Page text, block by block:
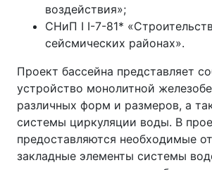
воздействия»;
СНиП I I-7-81*
сейсмических районах».
Проект бассейна представляет
устройство монолитной
различных форм и размеров, а
системы циркуляции воды. В
предоставляются необходимые
закладные элементы системы